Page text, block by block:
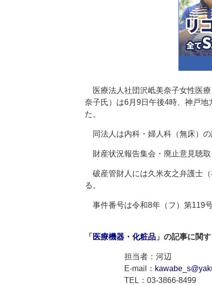
医療法人社団沢岻美奈子女性医
奈子氏）は6月9日午後4時、神戸
た。
同法人は内科・婦人科（無床）の
財産状況報告集会・廃止意見聴取
破産管財人には久米友之弁護士
る。
事件番号は令和8年（フ）第119号
「 医療機器・化粧品 」の記事に関
担当者：河辺
E-mail：
TEL：03-3866-8499